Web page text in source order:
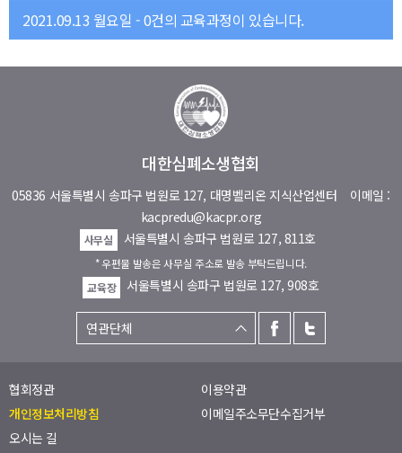
2021.09.13 월요일 - 0건의 교육과정이 있습니다.
대한심폐소생협회
05836 서울특별시 송파구 법원로 127, 대명벨리온 지식산업센터 이메일 :
kacpredu@kacpr.org
사무실 서울특별시 송파구 법원로 127, 811호
* 우편물 발송은 사무실 주소로 발송 부탁드립니다.
교육장
서울특별시 송파구 법원로 127, 908호
협회정관
이용약관
개인정보처리방침
이메일주소무단수집거부
오시는 길